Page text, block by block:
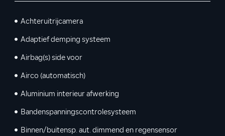
Achteruitrijcamera
Adaptief demping systeem
Airbag(s) side voor
Airco (automatisch)
Aluminium interieur afwerking
Bandenspanningscontrolesysteem
Binnen/buitensp. aut. dimmend en regensensor